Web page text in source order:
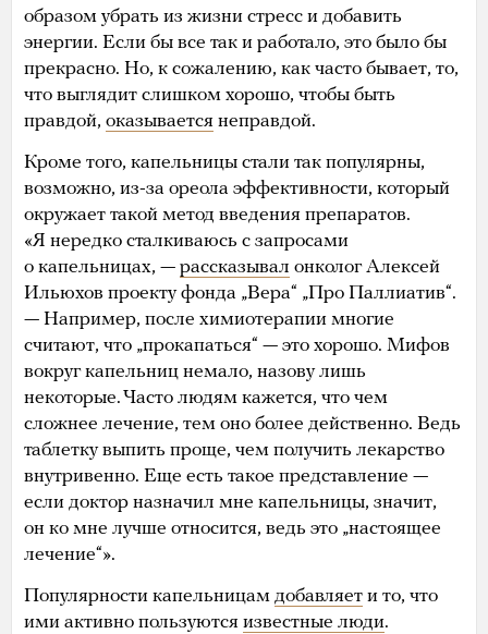
образом убрать из жизни стресс и добавить
энергии. Если бы все так и работало, это было бы
прекрасно. Но, к сожалению, как часто бывает, то,
что выглядит слишком хорошо, чтобы быть
правдой, оказывается неправдой.
Кроме того, капельницы стали так популярны,
возможно, из-за ореола эффективности, который
окружает такой метод введения препаратов.
«Я нередко сталкиваюсь с запросами
о капельницах, — рассказывал онколог Алексей
Ильюхов проекту фонда „Вера“ „Про Паллиатив“.
— Например, после химиотерапии многие
считают, что „прокапаться“ — это хорошо. Мифов
вокруг капельниц немало, назову лишь
некоторые. Часто людям кажется, что чем
сложнее лечение, тем оно более действенно. Ведь
таблетку выпить проще, чем получить лекарство
внутривенно. Еще есть такое представление —
если доктор назначил мне капельницы, значит,
он ко мне лучше относится, ведь это „настоящее
лечение“».
Популярности капельницам добавляет и то, что
ими активно пользуются известные люди.